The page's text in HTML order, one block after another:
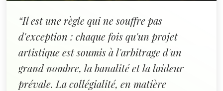
“Il est une règle qui ne souffre pas
d'exception : chaque fois qu'un projet
artistique est soumis à l'arbitrage d'un
grand nombre, la banalité et la laideur
prévale. La collégialité, en matière